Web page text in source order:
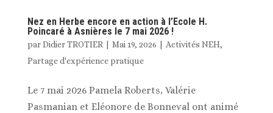
Nez en Herbe encore en action à l’Ecole H.
Poincaré à Asnières le 7 mai 2026 !
parDidier TROTIER Mai 19, 2026 Activités NEH,
Partage d'expérience pratique
Le 7 mai 2026 Pamela Roberts, Valérie
Pasmanian et Eléonore de Bonneval ont animé